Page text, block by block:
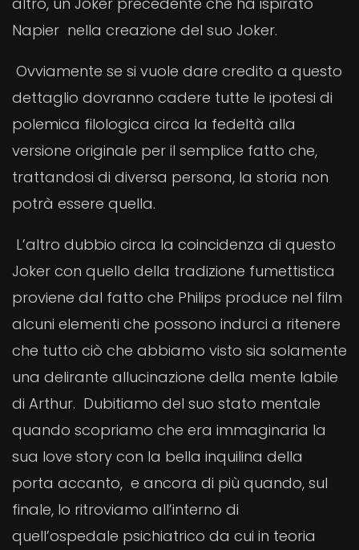
Napier nella creazione del suo Joker.
Ovviamente se si vuole dare credito a questo
dettaglio dovranno cadere tutte le ipotesi di
polemica filologica circa la fedeltà alla
versione originale per il semplice fatto che,
trattandosi di diversa persona, la storia non
potrà essere quella.
L’altro dubbio circa la coincidenza di questo
Joker con quello della tradizione fumettistica
proviene dal fatto che Philips produce nel film
alcuni elementi che possono indurci a ritenere
che tutto ciò che abbiamo visto sia solamente
una delirante allucinazione della mente labile
di Arthur. Dubitiamo del suo stato mentale
quando scopriamo che era immaginaria la
sua love story con la bella inquilina della
porta accanto, e ancora di più quando, sul
finale, lo ritroviamo all’interno di
quell’ospedale psichiatrico da cui in teoria